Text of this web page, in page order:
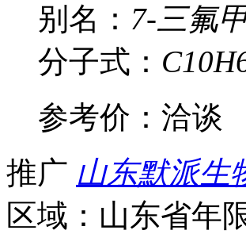
别名： 7-三氟
分子式：
参考价： 洽谈
推广 山东默派生
区域：山东省年